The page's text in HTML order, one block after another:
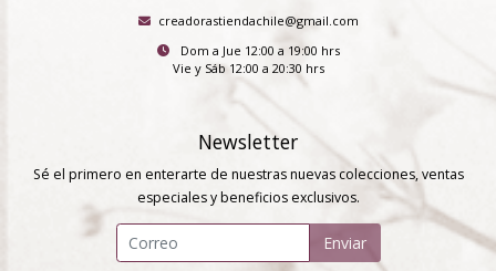
creadorastiendachile@gmail.com
Dom a Jue 12:00 a 19:00 hrs
Vie y Sáb 12:00 a 20:30 hrs
Newsletter
Sé el primero en enterarte de nuestras nuevas colecciones, ventas
especiales y beneficios exclusivos.
Enviar